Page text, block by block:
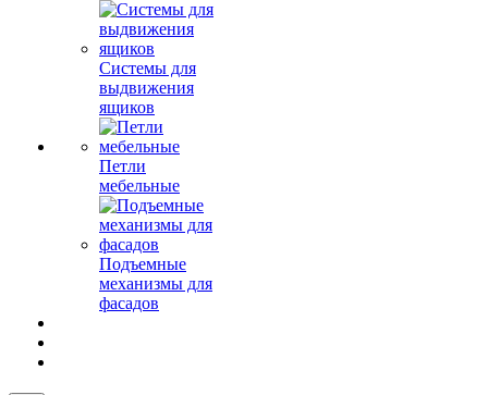
Системы для
выдвижения
ящиков
Петли
мебельные
Подъемные
механизмы для
фасадов